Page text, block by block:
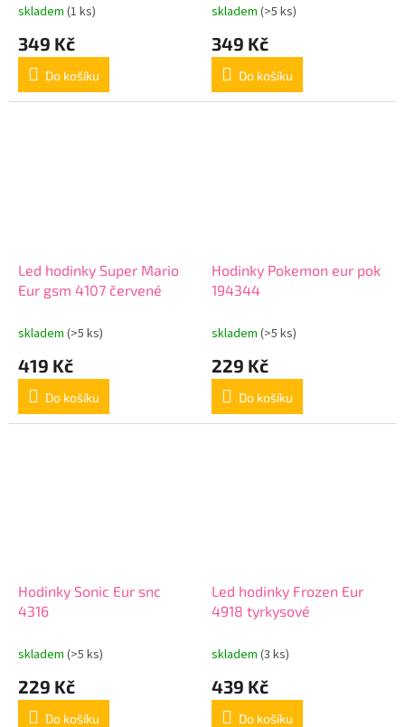
skladem (1 ks)
349 Kč
Do košíku
skladem (>5 ks)
349 Kč
Do košíku
Led hodinky Super Mario
Eur gsm 4107 červené
skladem (>5 ks)
419 Kč
Do košíku
Hodinky Pokemon eur pok
194344
skladem (>5 ks)
229 Kč
Do košíku
Hodinky Sonic Eur snc
4316
skladem (>5 ks)
229 Kč
Do košíku
Led hodinky Frozen Eur
4918 tyrkysové
skladem (3 ks)
439 Kč
Do košíku